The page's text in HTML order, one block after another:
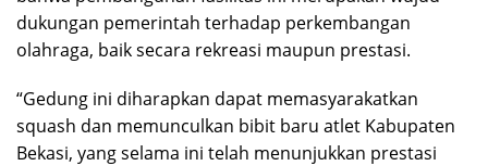
dukungan pemerintah terhadap perkembangan
olahraga, baik secara rekreasi maupun prestasi.
“Gedung ini diharapkan dapat memasyarakatkan
squash dan memunculkan bibit baru atlet Kabupaten
Bekasi, yang selama ini telah menunjukkan prestasi